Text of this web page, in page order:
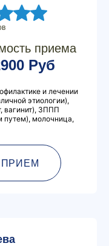
приема
Руб
и лечении
этиологии),
вагинит), ЗППП
путем), молочница,